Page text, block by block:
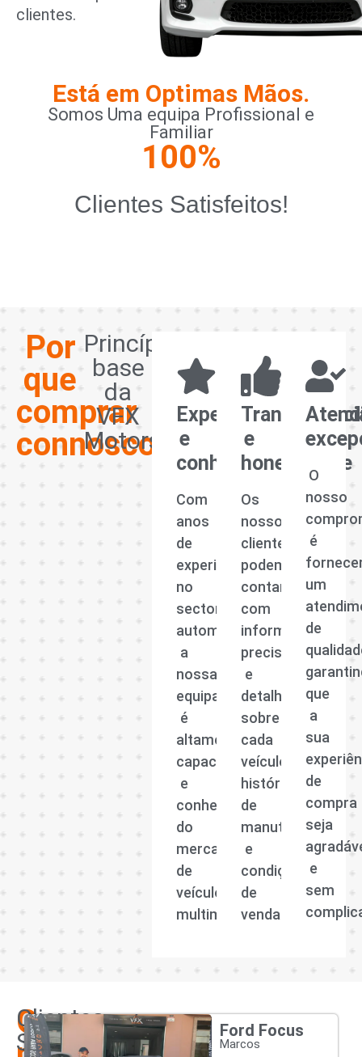
clientes.
Está em Optimas Mãos.
Somos Uma equipa Profissional e
Familiar
Clientes Satisfeitos!
100%
Por
que
comprar
connosco?
Princípios
base
da
VFX
Motors
Experiência
e
conhecimento
Com
anos
de
experiência
no
sector
automóvel,
a
nossa
equipa
é
altamente
capacitada
e
conhecedora
do
mercado
de
veículos
multimarcas.
e
honestidade
Os
nossos
clientes
podem
contar
com
informações
precisas
e
detalhadas
sobre
cada
veículo,
histórico
de
manutenção
e
condições
de
venda.
O
nosso
é
um
de
que
a
sua
de
compra
seja
e
sem
Os
Clientes
Satisfeitos
Ford Focus
Marcos